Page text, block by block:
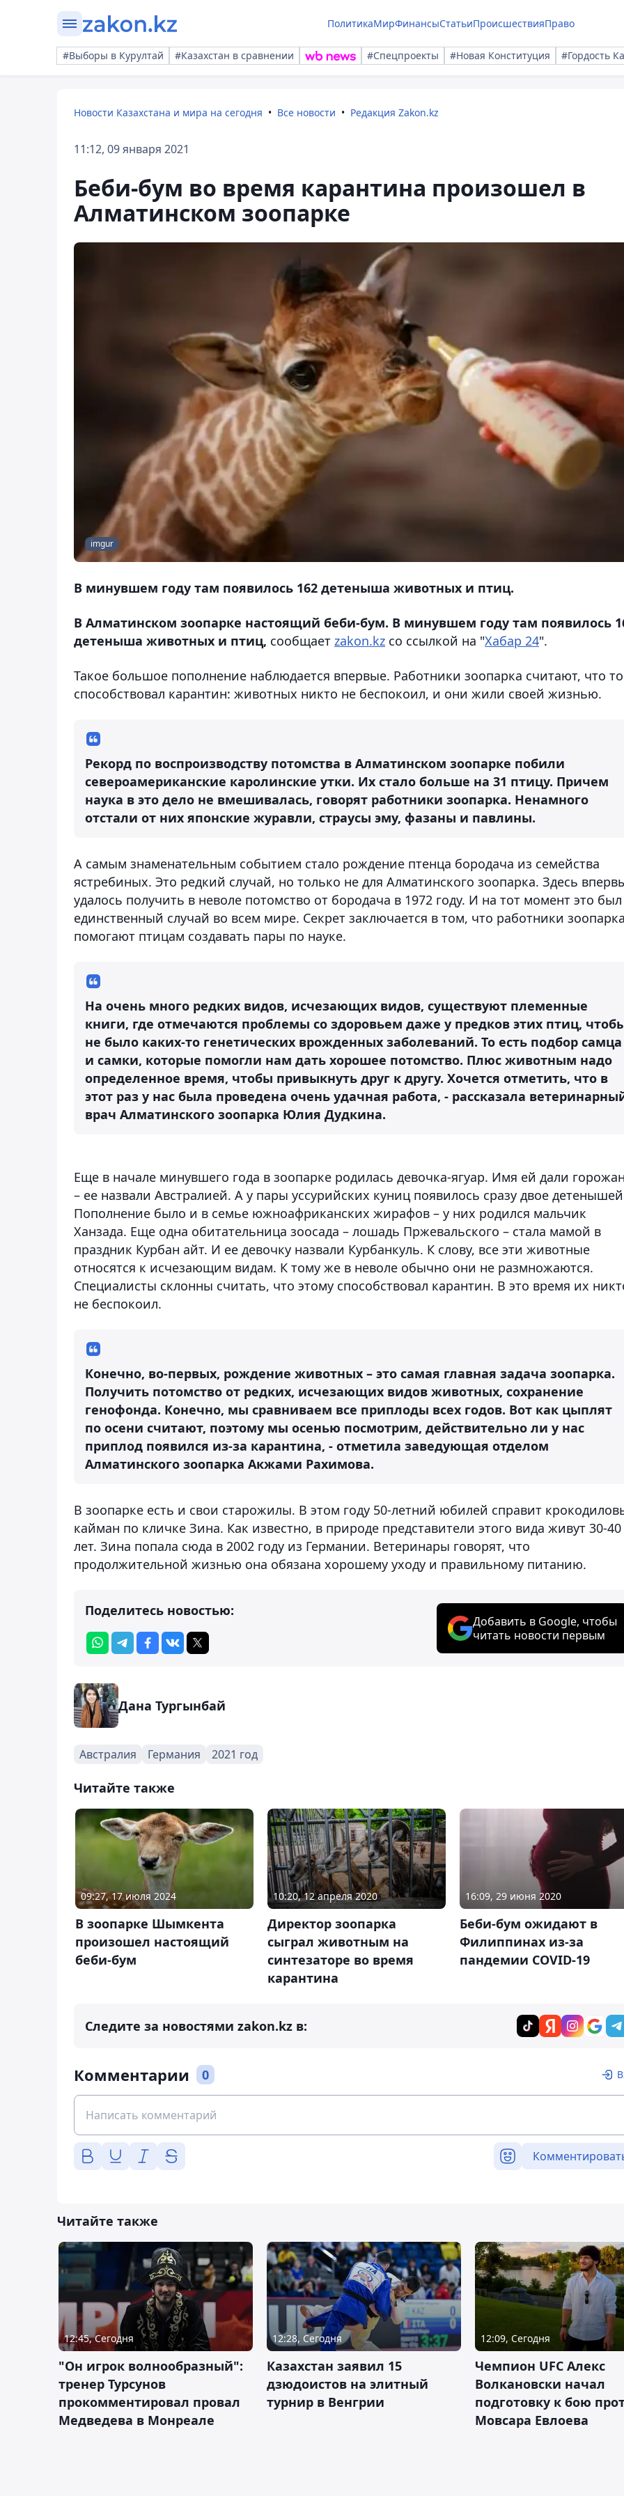
ПолитикаМирФинансыСтатьиПроисшествияПраво
#Выборы в Курултай #Казахстан в сравнении #Спецпроекты #Новая Конституция #Гордость
Новости Казахстана и мира на сегодня Все новости Редакция Zakon.kz
11:12, 09 января 2021
Беби-бум во время карантина произошел в
Алматинском зоопарке
imgur
В минувшем году там появилось 162 детеныша животных и птиц.
В Алматинском зоопарке настоящий беби-бум. В минувшем году там появилось
детеныша животных и птиц, сообщает zakon.kz со ссылкой на "Хабар 24".
Такое большое пополнение наблюдается впервые. Работники зоопарка считают, что
способствовал карантин: животных никто не беспокоил, и они жили своей жизнью.
Рекорд по воспроизводству потомства в Алматинском зоопарке побили
североамериканские каролинские утки. Их стало больше на 31 птицу. Причем
наука в это дело не вмешивалась, говорят работники зоопарка. Ненамного
отстали от них японские журавли, страусы эму, фазаны и павлины.
А самым знаменательным событием стало рождение птенца бородача из семейства
ястребиных. Это редкий случай, но только не для Алматинского зоопарка. Здесь
удалось получить в неволе потомство от бородача в 1972 году. И на тот момент это был
единственный случай во всем мире. Секрет заключается в том, что работники
помогают птицам создавать пары по науке.
На очень много редких видов, исчезающих видов, существуют племенные
книги, где отмечаются проблемы со здоровьем даже у предков этих птиц,
не было каких-то генетических врожденных заболеваний. То есть подбор самца
и самки, которые помогли нам дать хорошее потомство. Плюс животным надо
определенное время, чтобы привыкнуть друг к другу. Хочется отметить, что в
этот раз у нас была проведена очень удачная работа, - рассказала
врач Алматинского зоопарка Юлия Дудкина.
Еще в начале минувшего года в зоопарке родилась девочка-ягуар. Имя ей дали
– ее назвали Австралией. А у пары уссурийских куниц появилось сразу двое
Пополнение было и в семье южноафриканских жирафов – у них родился мальчик
Ханзада. Еще одна обитательница зоосада – лошадь Пржевальского – стала мамой в
праздник Курбан айт. И ее девочку назвали Курбанкуль. К слову, все эти животные
относятся к исчезающим видам. К тому же в неволе обычно они не размножаются.
Специалисты склонны считать, что этому способствовал карантин. В это время их
не беспокоил.
Конечно, во-первых, рождение животных – это самая главная задача зоопарка.
Получить потомство от редких, исчезающих видов животных, сохранение
генофонда. Конечно, мы сравниваем все приплоды всех годов. Вот как цыплят
по осени считают, поэтому мы осенью посмотрим, действительно ли у нас
приплод появился из-за карантина, - отметила заведующая отделом
Алматинского зоопарка Акжами Рахимова.
В зоопарке есть и свои старожилы. В этом году 50-летний юбилей справит
кайман по кличке Зина. Как известно, в природе представители этого вида живут 30-40
лет. Зина попала сюда в 2002 году из Германии. Ветеринары говорят, что
продолжительной жизнью она обязана хорошему уходу и правильному питанию.
Поделитесь новостью:
Добавить в Google, чтобы
читать новости первым
Дана Тургынбай
Австралия Германия 2021 год
Читайте также
09:27, 17 июля 2024
В зоопарке Шымкента
произошел настоящий
беби-бум
10:20, 12 апреля 2020
Директор зоопарка
сыграл животным на
синтезаторе во время
карантина
16:09, 29 июня 2020
Беби-бум ожидают в
Филиппинах из-за
пандемии COVID-19
Следите за новостями zakon.kz в:
Комментарии 0
Читайте также
12:45, Сегодня
"Он игрок волнообразный":
тренер Турсунов
прокомментировал провал
Медведева в Монреале
12:28, Сегодня
Казахстан заявил 15
дзюдоистов на элитный
турнир в Венгрии
12:09, Сегодня
Чемпион UFC Алекс
Волкановски начал
подготовку к бою
Мовсара Евлоева